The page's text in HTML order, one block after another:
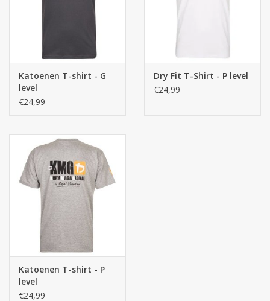
Katoenen T-shirt - G
level
€24,99
Dry Fit T-Shirt - P level
€24,99
Katoenen T-shirt - P
level
€24,99